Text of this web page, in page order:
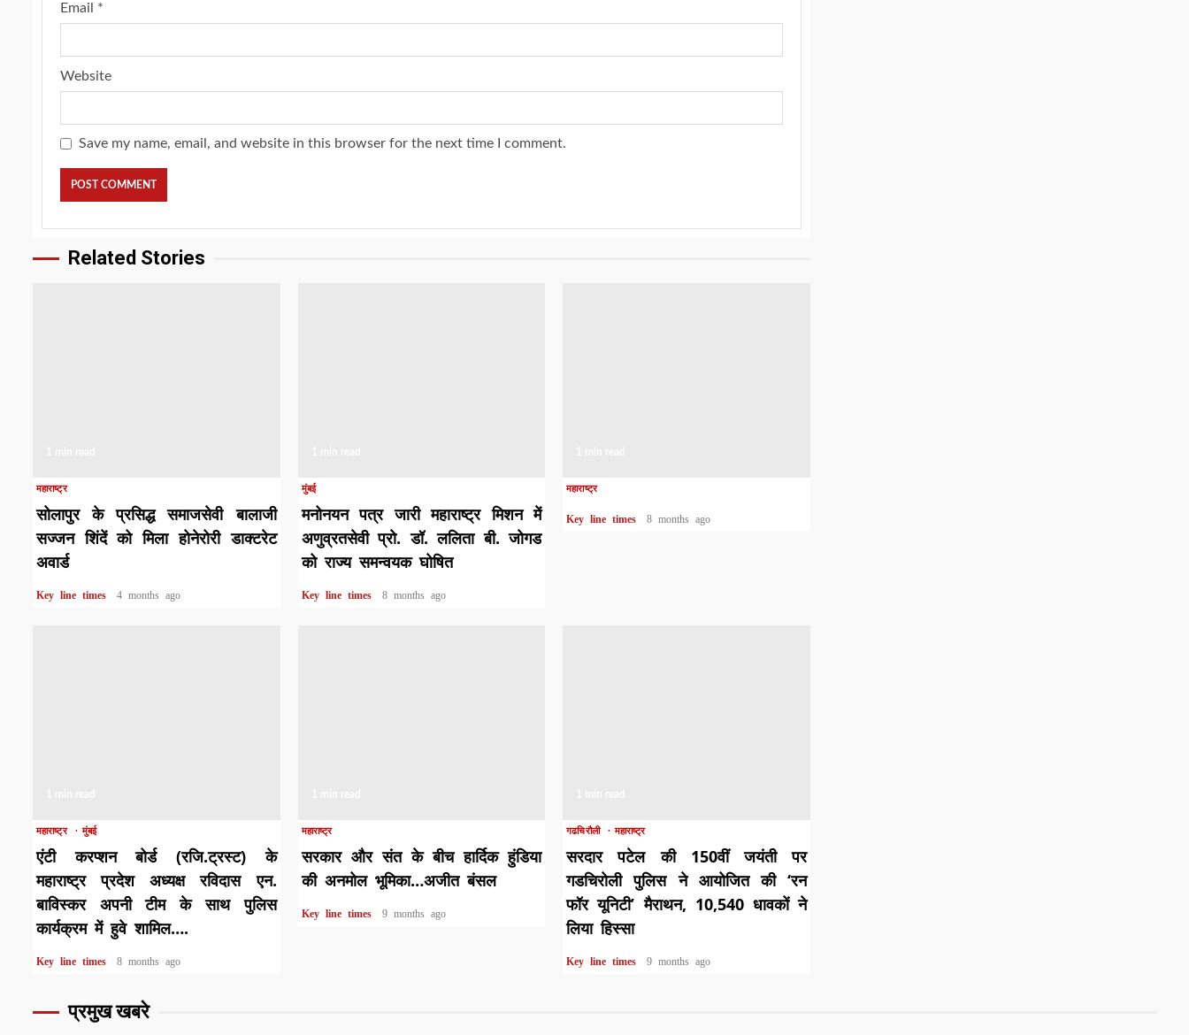
Email *
Website
Save my name, email, and website in this browser for the next time I comment.
Related Stories
महाराष्ट्र
सोलापुर के प्रसिद्ध समाजसेवी बालाजी
सज्जन शिंदें को मिला होनेरोरी डाक्टरेट
अवार्ड
Key line times 4 months ago
मुंबई
मनोनयन पत्र जारी महाराष्ट्र मिशन में
अणुव्रतसेवी प्रो. डॉ. ललिता बी. जोगड
को राज्य समन्वयक घोषित
Key line times 8 months ago
महाराष्ट्र
Key line times 8 months ago
महाराष्ट्र मुंबई
एंटी करप्शन बोर्ड (रजि.ट्रस्ट) के
महाराष्ट्र प्रदेश अध्यक्ष रविदास एन.
बाविस्कर अपनी टीम के साथ पुलिस
कार्यक्रम में हुवे शामिल….
Key line times 8 months ago
महाराष्ट्र
सरकार और संत के बीच हार्दिक हुंडिया
की अनमोल भूमिका…अजीत बंसल
Key line times 9 months ago
गढचिरौली महाराष्ट्र
सरदार पटेल की 150वीं जयंती पर
गडचिरोली पुलिस ने आयोजित की ‘रन
फॉर यूनिटी’ मैराथन, 10,540 धावकों ने
लिया हिस्सा
Key line times 9 months ago
प्रमुख खबरे